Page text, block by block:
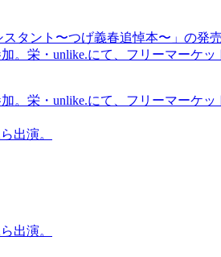
タント〜つげ義春追悼本〜」の発
。栄・unlike.にて、フリーマーケッ
。栄・unlike.にて、フリーマーケッ
出演。
出演。